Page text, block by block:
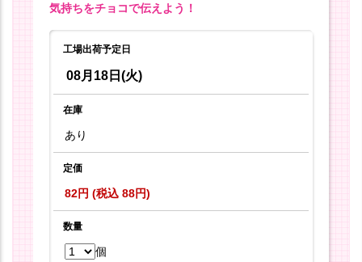
気持ちをチョコで伝えよう！
工場出荷予定日
08月18日(火)
在庫
あり
定価
82円 (税込 88円)
数量
個